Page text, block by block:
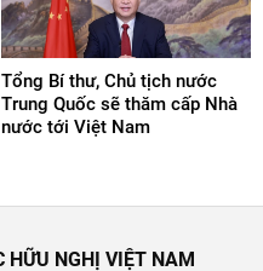
Tổng Bí thư, Chủ tịch nước
Trung Quốc sẽ thăm cấp Nhà
nước tới Việt Nam
HỮU NGHỊ VIỆT NAM